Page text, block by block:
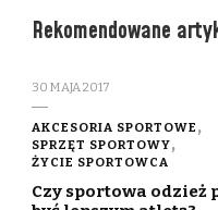
Rekomendowane
30 MAJA 2017
AKCESORIA SPORTOWE
SPRZĘT SPORTOWY
ŻYCIE SPORTOWCA
Czy sportowa odzież